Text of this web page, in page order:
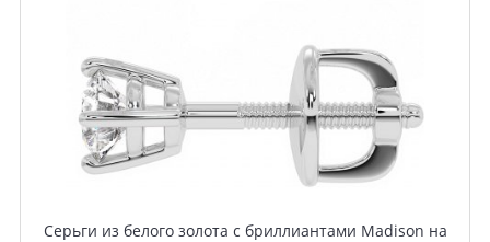
Серьги из белого золота с бриллиантами Madison на